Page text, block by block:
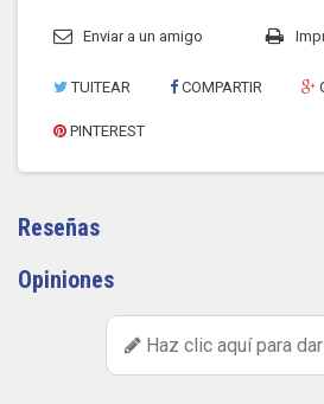
Enviar a un amigo
TUITEAR COMPARTIR
PINTEREST
Reseñas
Opiniones
Haz clic aquí para